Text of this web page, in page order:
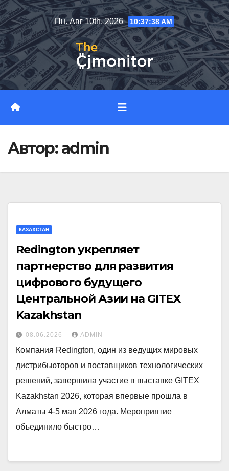
Перейти
к
содержимому
Пн. Авг 10th, 2026 10:37:39 AM
Автор:admin
КАЗАХСТАН
Redington укрепляет
партнерство для развития
цифрового будущего
Центральной Азии на GITEX
Kazakhstan
08.06.2026 ADMIN
Компания Redington, один из ведущих мировых
дистрибьюторов и поставщиков технологических
решений, завершила участие в выставке GITEX
Kazakhstan 2026, которая впервые прошла в
Алматы 4-5 мая 2026 года. Мероприятие
объединило быстро…